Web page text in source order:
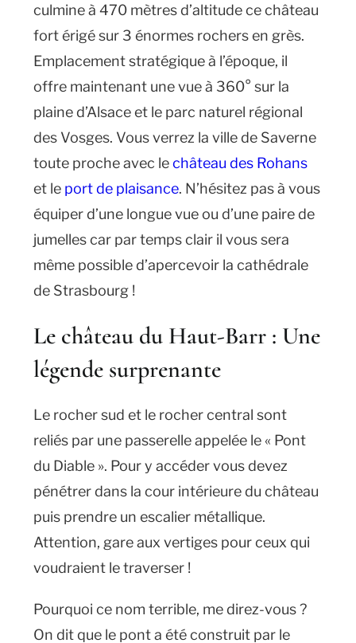
culmine à 470 mètres d’altitude ce château
fort érigé sur 3 énormes rochers en grès.
Emplacement stratégique à l’époque, il
offre maintenant une vue à 360° sur la
plaine d’Alsace et le parc naturel régional
des Vosges. Vous verrez la ville de Saverne
toute proche avec lechâteau des Rohans
et le port de plaisance. N’hésitez pas à vous
équiper d’une longue vue ou d’une paire de
jumelles car par temps clair il vous sera
même possible d’apercevoir la cathédrale
de Strasbourg !
Le château du Haut-Barr : Une
légende surprenante
Le rocher sud et le rocher central sont
reliés par une passerelle appelée le « Pont
du Diable ». Pour y accéder vous devez
pénétrer dans la cour intérieure du château
puis prendre un escalier métallique.
Attention, gare aux vertiges pour ceux qui
voudraient le traverser !
Pourquoi ce nom terrible, me direz-vous ?
On dit que le pont a été construit par le